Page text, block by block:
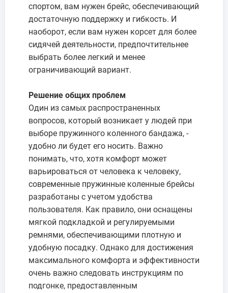
спортом, вам нужен брейс, обеспечивающий
достаточную поддержку и гибкость. И
наоборот, если вам нужен корсет для более
сидячей деятельности, предпочтительнее
выбрать более легкий и менее
ограничивающий вариант.
Решение общих проблем
Один из самых распространенных
вопросов, который возникает у людей при
выборе пружинного коленного бандажа, -
удобно ли будет его носить. Важно
понимать, что, хотя комфорт может
варьироваться от человека к человеку,
современные пружинные коленные брейсы
разработаны с учетом удобства
пользователя. Как правило, они оснащены
мягкой подкладкой и регулируемыми
ремнями, обеспечивающими плотную и
удобную посадку. Однако для достижения
максимального комфорта и эффективности
очень важно следовать инструкциям по
подгонке, предоставленным